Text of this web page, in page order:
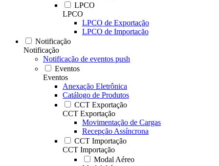
LPCO
LPCO
LPCO de Exportação
LPCO de Importação
Notificação
Notificação
Notificação de eventos push
Eventos
Eventos
Anexação Eletrônica
Catálogo de Produtos
CCT Exportação
CCT Exportação
Movimentação de Cargas
Recepção Assíncrona
CCT Importação
CCT Importação
Modal Aéreo